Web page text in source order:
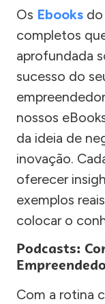
Os Ebooks do
completos
aprofundada
sucesso do
nossos
da ideia de
inovação.
oferecer
exemplos
colocar o
Podcasts:
Com a rotina